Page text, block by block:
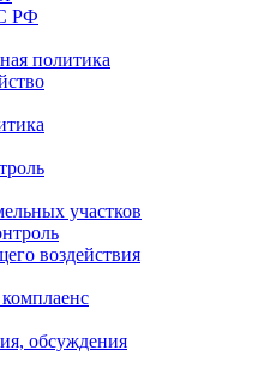
РФ
политика
участков
воздействия
обсуждения